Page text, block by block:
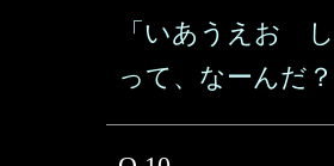
「いあうえお し
って、なーんだ？